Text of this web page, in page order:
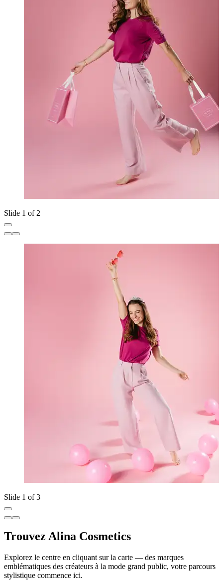
Slide 1 of 2
Slide 1 of 3
Trouvez Alina Cosmetics
Explorez le centre en cliquant sur la carte — des marques
emblématiques des créateurs à la mode grand public, votre parcours
stylistique commence ici.